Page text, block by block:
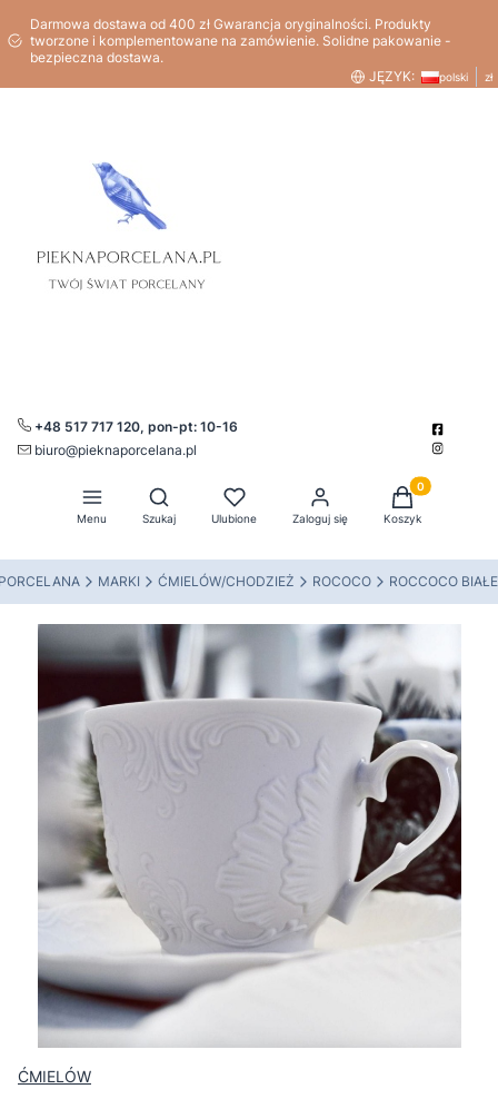
Darmowa dostawa od 400 zł Gwarancja oryginalności. Produkty
tworzone i komplementowane na zamówienie. Solidne pakowanie -
bezpieczna dostawa.
JĘZYK:
polski zł
+48 517 717 120, pon-pt: 10-16
biuro@pieknaporcelana.pl
Menu
Otwórz wyszukiwarkę
Szukaj Ulubione Zaloguj się
Produkty w
Koszyk
MARKI ĆMIELÓW/CHODZIEŻ ROCOCO ROCCOCO BIAŁE
ĆMIELÓW